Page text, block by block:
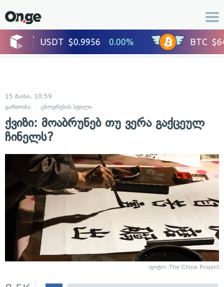
15 მაისი, 10:59
გართობა
ცხოვრების სტილი
ქვიზი: მოაბრუნებ თუ ვერა გაქცეულ
ჩინელს?
ფოტო: The China Project